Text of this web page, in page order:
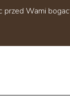
przed Wami